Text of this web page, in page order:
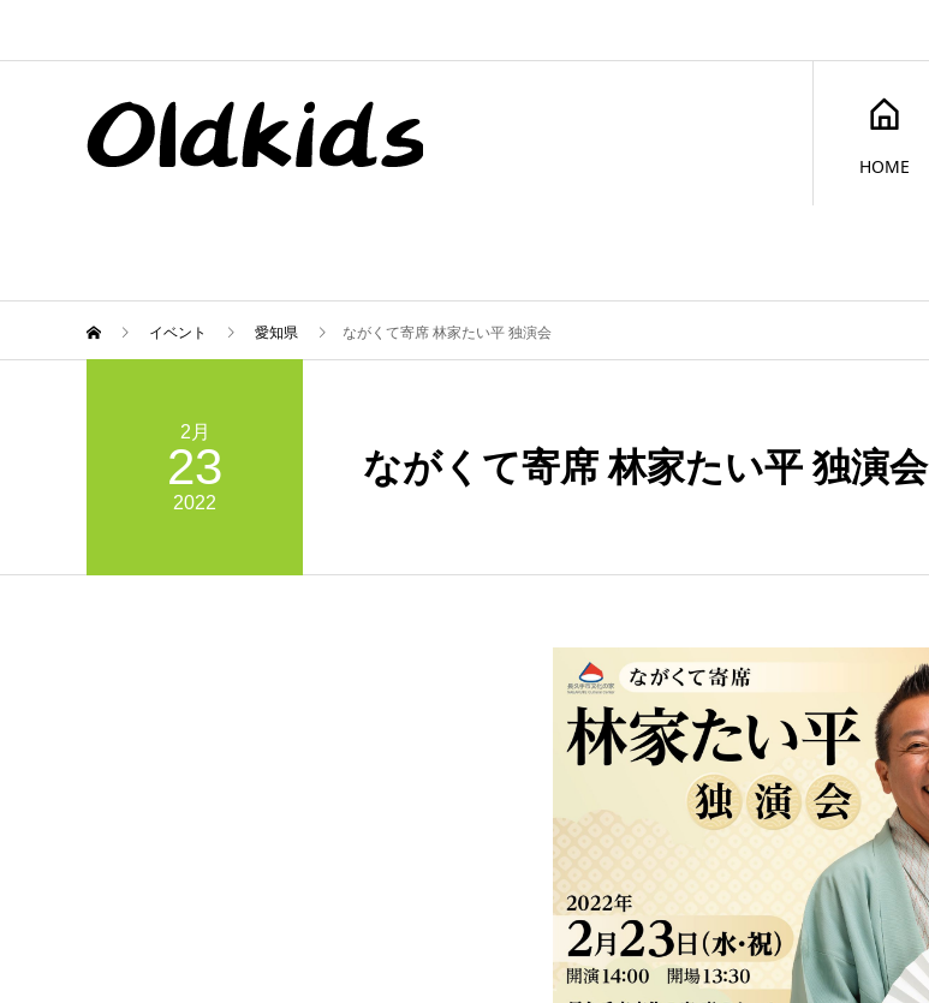
HOME
イベント 愛知県 ながくて寄席 林家たい平 独演会
2月
23
2022
ながくて寄席 林家たい平 独演会